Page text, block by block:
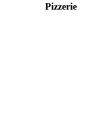
Pizzerie